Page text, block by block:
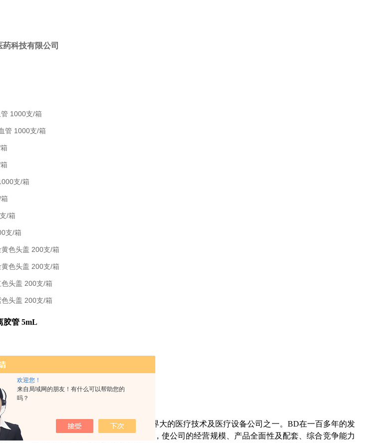
欢迎您！
来自局域网的朋友！有什么可以帮助您的
吗？
科技有限公司
1000支/箱
管 1000支/箱
支/箱
/箱
支/箱
色头盖 200支/箱
色头盖 200支/箱
头盖 200支/箱
头盖 200支/箱
胶管 5mL
药科技有限公司
是的医用一次性产品供应商，BD已成为世界大的医疗技术及医疗设备公司之一。BD在一百多年的发
了十多家相关的医疗器械及医疗设备公司，使公司的经营规模、产品全面性及配套、综合竞争能力